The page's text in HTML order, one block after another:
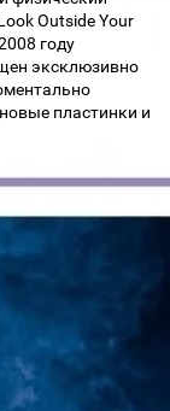
Outside Your
году
эксклюзивно
пластинки и